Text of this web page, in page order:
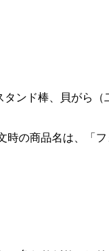
ンド棒、貝がら
の商品名は、「